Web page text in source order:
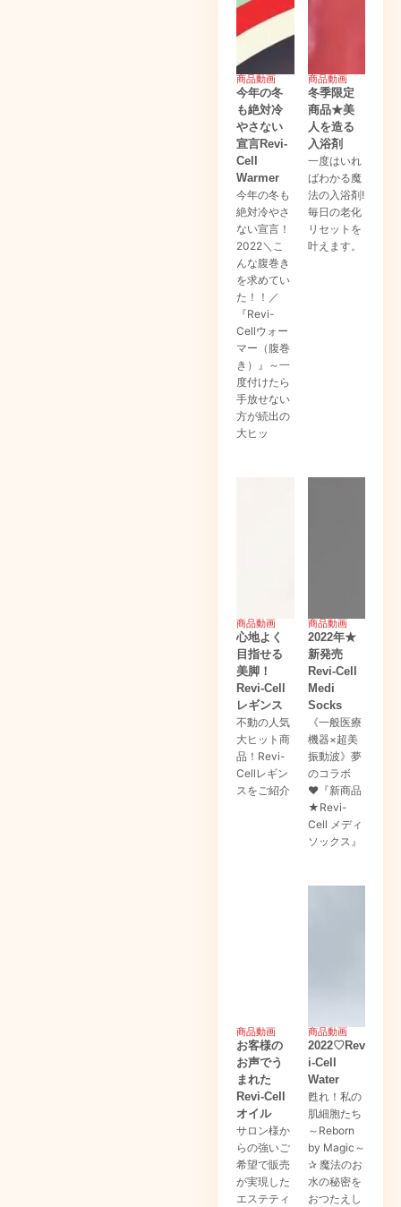
商品動画
今年の冬
も絶対冷
やさない
宣言Revi-
Cell
Warmer
今年の冬も
絶対冷やさ
ない宣言！
2022＼こ
んな腹巻き
を求めてい
た！！／
『Revi-
Cellウォー
マー（腹巻
き）』～一
度付けたら
手放せない
方が続出の
大ヒッ
商品動画
冬季限定
商品★美
人を造る
入浴剤
一度はいれ
ばわかる魔
法の入浴剤!
毎日の老化
リセットを
叶えます。
商品動画
心地よく
目指せる
美脚！
Revi-Cell
レギンス
不動の人気
大ヒット商
品！Revi-
Cellレギン
スをご紹介
商品動画
2022年★
新発売
Revi-Cell
Medi
Socks
《一般医療
機器×超美
振動波》夢
のコラボ
♥『新商品
★Revi-
Cell メディ
ソックス』
商品動画
お客様の
お声でう
まれた
Revi-Cell
オイル
サロン様か
らの強いご
希望で販売
が実現した
エステティ
商品動画
2022♡Rev
i-Cell
Water
甦れ！私の
肌細胞たち
～Reborn
by Magic～
✰ 魔法のお
水の秘密を
おつたえし